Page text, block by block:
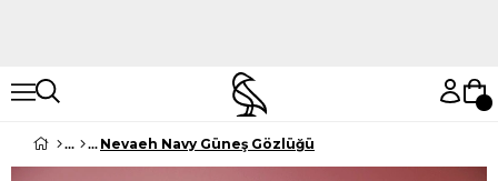
Nevaeh Navy Güneş Gözlüğü